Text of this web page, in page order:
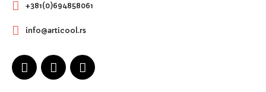
+381(0)694858061
info@articool.rs